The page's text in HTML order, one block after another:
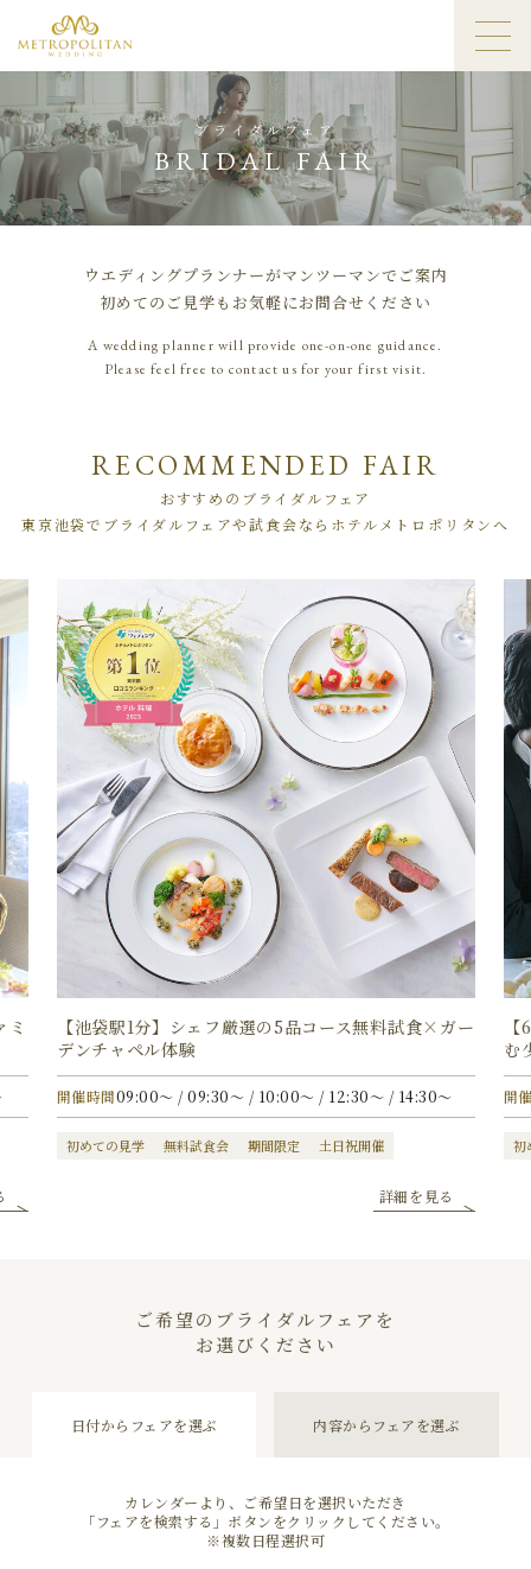
ブライダルフェア
BRIDAL FAIR
ウエディングプランナーがマンツーマンでご案内
初めてのご見学もお気軽にお問合せください
A wedding planner will provide one-on-one guidance.
Please feel free to contact us for your first visit.
RECOMMENDED FAIR
おすすめのブライダルフェア
東京池袋でブライダルフェアや試食会ならホテルメトロポリタンへ
【池袋駅1分】シェフ厳選の5品コース無料試食×ガー
デンチャペル体験
開催時間09:00〜 / 09:30〜 / 10:00〜 / 12:30〜 / 14:30〜
初めての見学 無料試食会 期間限定 土日祝開催
詳細を見る
む
開
初
ご希望のブライダルフェアを
お選びください
日付からフェアを選ぶ 内容からフェアを選ぶ
カレンダーより、ご希望日を選択いただき
「フェアを検索する」ボタンをクリックしてください。
※複数日程選択可